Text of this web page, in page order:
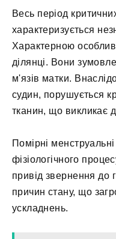
Весь період
характеризується
Характерною
ділянці. Вони
м'язів матки.
судин, порушується
тканин, що викликає
Помірні
фізіологічного
привід звернення до
причин стану, що
ускладнень.